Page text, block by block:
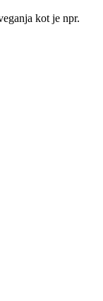
kot je npr.